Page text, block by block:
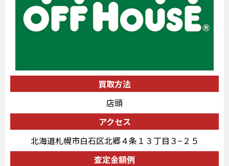
買取方法
店頭
アクセス
北海道札幌市白石区北郷４条１３丁目３−２５
査定金額例